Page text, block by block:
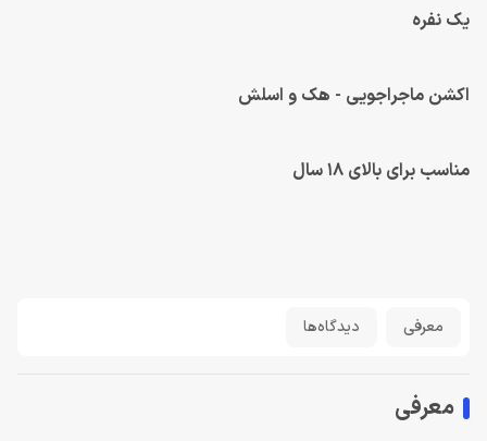
یک نفره
اکشن ماجراجویی - هک و اسلش
مناسب برای بالای 18 سال
معرفی دیدگاه‌ها
معرفی